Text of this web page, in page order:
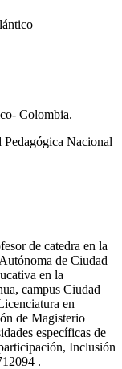
Colombia.
Nacional
de catedra en la
de Ciudad
en la
campus Ciudad
en
de Magisterio
específicas de
Inclusión
.